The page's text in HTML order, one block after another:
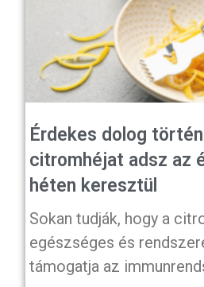
Érdekes dolog
citromhéjat adsz az
héten keresztül
Sokan tudják, hogy a
egészséges és
támogatja az